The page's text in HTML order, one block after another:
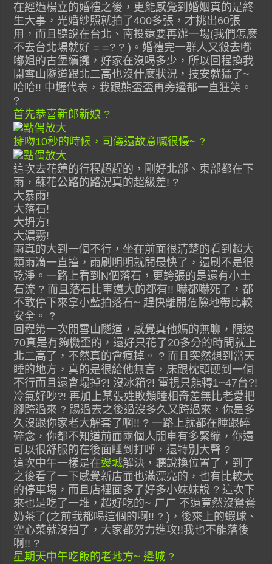
在經過楊立的婚禮之後，更能感覺到婚姻真的是終
生大事，光婚紗照就拍了400多張，才挑出60張
用，而且聽說在台北、南投還要再辦一場(我們怎麼
不去台北場就好 = =? ? )。婚禮完一群人又殺去嘟
嘟姐的古堡續攤，好家在沒喝多少，所以回程換我
開雪山隧道跟北二高也沒什麼狀況，技安就猛了~
哈哈!! 中壢代表，我跟熊盃盃再旁邊都一直狂笑。
?
首先恭喜新郎新娘 ?
擁吻10秒的時候，司儀還故意喊很慢~ ?
這次去花蓮的行程超趕的，剛好北部、東部都在下
雨，蘇花公路的路況真的超級差! ?
大暴雨!
大落石!
大坍方!
大濃霧!
雨真的大到一個不行，坐在前面很清楚的看到超大
顆雨滴一直撞，雨刷明明就開最快了，還刷不是很
乾淨。一路上看到N個落石，更誇張的是還有小土
石流 ? 而且落石比車還大的都有!! 嚇都嚇死了，都
不敢停下來拿小藍拍落石~ 趕快離開危險地帶比較
安全。 ?
回程第一次開雪山隧道，感覺真他媽的無聊，限速
70真是有夠機歪的，還好只花了20多分的時間就上
北二高了，不然真的會瘋掉。 ? 而且突然想到當天
睡的地方，真的是很給他無言，床跟枕頭硬到一個
不行而且還會塌掉?! 沒冰箱?! 電視只能轉1~47台?!
冷氣好吵?! 再加上某張姓敗類睡相奇差無比老愛把
腳跨過來 ? 踢過去之後過沒多久又跨過來，你是多
久沒跟你家老大解套了啊!! ? 一路上就都在睡跟碎
碎念，你都不知道前面兩個人開車有多緊繃，你還
可以很舒服的在後面睡到打呼，還特別大聲 ?
這次中午一樣是在邊城解決，聽說換位置了，到了
之後看了一下感覺新店面也滿漂亮的，也有比較大
的停車場，而且店裡面多了好多小妹妹說 ? 這次下
來也是吃了一堆，超好吃的~ ㄏㄏ 不過竟然沒鴛鴦
奶茶了(之前我都喝這個的啊!! ? )，後來上的蝦球、
空心菜就沒拍了，大家都努力進攻!!我也不能落後
啊!! ?
星期天中午吃飯的老地方~ 邊城 ?